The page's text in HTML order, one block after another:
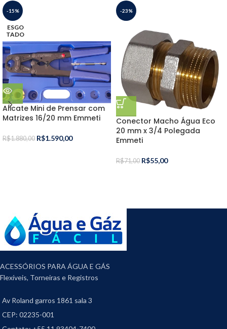
-15%
ESGO
TADO
Alicate Mini de Prensar com
Matrizes 16/20 mm Emmeti
R$1.880,00 R$1.590,00
-23%
Conector Macho Água Eco
20 mm x 3/4 Polegada
Emmeti
R$71,00 R$55,00
ACESSÓRIOS PARA ÁGUA E GÁS
Flexíveis, Torneiras e Registros
Av Roland garros 1861 sala 3
CEP: 02235-001